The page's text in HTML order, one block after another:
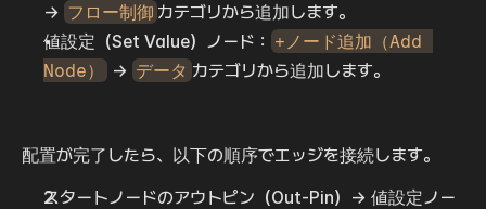
→ フロー制御 カテゴリから追加します。
値設定（Set Value）ノード： +ノード追加（Add
Node）
→ データ カテゴリから追加します。
配置が完了したら、以下の順序でエッジを接続します。
スタートノードのアウトピン（Out-Pin）→ 値設定ノー